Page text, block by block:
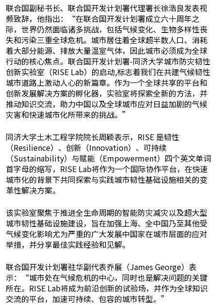
联合国副秘书长、联合国开发计划署代理署长徐浩良发表视
频致辞，他指出：“在联合国开发计划署成立六十周年之
际，世界仍然面临诸多挑战，包括气候变化、生物多样性丧
失和污染三重全球危机。城市居住着全球超半数人口、消耗
着大部分能源、排放大量温室气体，因此城市必须成为全球
行动的核心焦点。联合国开发计划署-同济大学城市防灾韧性
创新实验室（RISE Lab）的启动,标志着我们在共建气候韧性
城市道路上激动人心的新篇章。作为一个全球共享的平台和
创新发展解决方案的孵化器，实验室将探索全新的方法，并
推动知识交流，助力中国以及全球城市应对日益加剧的气候
灾害和快速城市化所带来的挑战。”
同济大学土木工程学院院长周颖表示，RISE 是韧性
（Resilience）、创新（Innovation）、可持续
（Sustainability）与赋能（Empowerment）四个英文单词
首字母的缩写，RISE Lab将作为一个国际协作平台，在快速
城市化的背景下共同探索与实践城市韧性基础设施相关的变
革性解决方案。
该实验室聚焦于推进全生命周期的智能防灾减灾以及超大型
城市韧性基础设施建设，旨在加强上海、全中国乃至其他受
气候变化影响尤为严重的广大发展中国家在城市层面的应对
举措，并分享最佳实践经验和见解。
联合国开发计划署驻华副代表乔展（James George）表
示：“城市处在气候危机的中心，同时也是解决问题的关键
所在。RISE Lab将成为前沿创新的试验场，并作为全球知识
交流的平台，加速可持续、包容的城市转型。”